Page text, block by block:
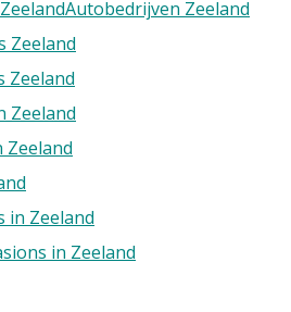
Autobedrijven Zeeland
Zeeland
Zeeland
Zeeland
Zeeland
in Zeeland
in Zeeland